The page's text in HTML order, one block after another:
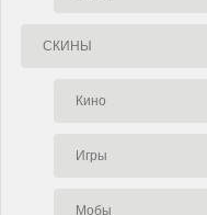
СКИНЫ
Кино
Игры
Мобы